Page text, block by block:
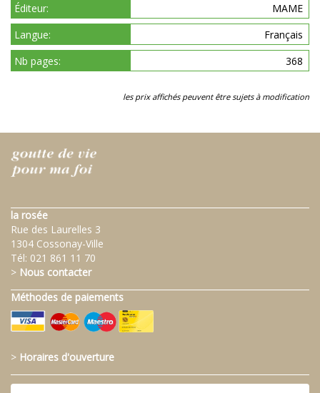
Éditeur:
MAME
Langue:
Français
Nb pages:
368
les prix affichés peuvent être sujets à modification
la rosée
Rue des Laurelles 3
1304 Cossonay-Ville
Tél: 021 861 11 70
> Nous contacter
Méthodes de paiements
> Horaires d'ouverture